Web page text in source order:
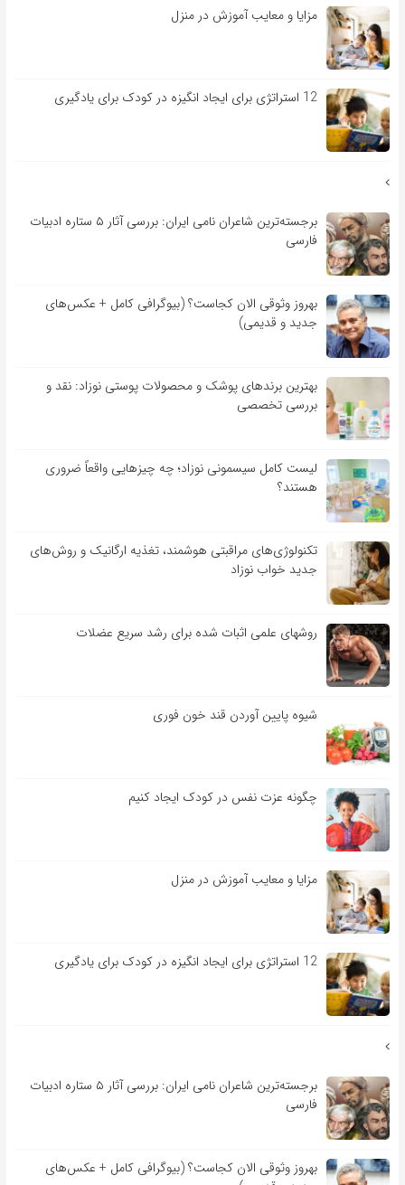
مزایا و معایب آموزش در منزل
12 استراتژی برای ایجاد انگیزه در کودک برای یادگیری
برجسته‌ترین شاعران نامی ایران: بررسی آثار ۵ ستاره ادبیات
فارسی
بهروز وثوقی الان کجاست؟ (بیوگرافی کامل + عکس‌های
جدید و قدیمی)
بهترین برندهای پوشک و محصولات پوستی نوزاد: نقد و
بررسی تخصصی
لیست کامل سیسمونی نوزاد؛ چه چیزهایی واقعاً ضروری
هستند؟
تکنولوژی‌های مراقبتی هوشمند، تغذیه ارگانیک و روش‌های
جدید خواب نوزاد
روشهای علمی اثبات شده برای رشد سریع عضلات
شیوه پایین آوردن قند خون فوری
چگونه عزت نفس در کودک ایجاد کنیم
مزایا و معایب آموزش در منزل
12 استراتژی برای ایجاد انگیزه در کودک برای یادگیری
برجسته‌ترین شاعران نامی ایران: بررسی آثار ۵ ستاره ادبیات
فارسی
بهروز وثوقی الان کجاست؟ (بیوگرافی کامل + عکس‌های